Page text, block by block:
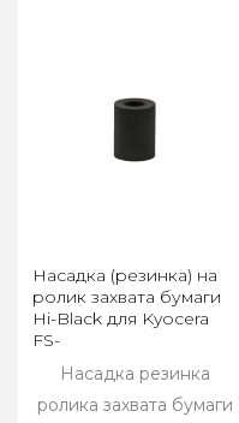
Насадка (резинка) на
ролик захвата бумаги
Hi-Black для Kyocera
FS-
2100DНасадка резинка
ролика захвата бумаги